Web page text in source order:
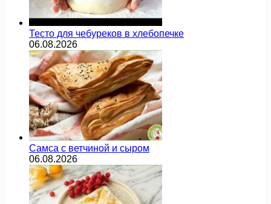
Тесто для чебуреков в хлебопечке
06.08.2026
Самса с ветчиной и сыром
06.08.2026